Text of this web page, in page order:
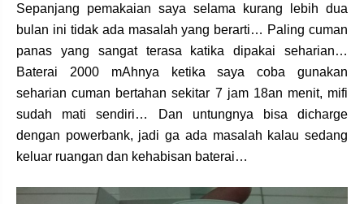
Sepanjang pemakaian saya selama kurang lebih dua
bulan ini tidak ada masalah yang berarti… Paling cuman
panas yang sangat terasa katika dipakai seharian…
Baterai 2000 mAhnya ketika saya coba gunakan
seharian cuman bertahan sekitar 7 jam 18an menit, mifi
sudah mati sendiri… Dan untungnya bisa dicharge
dengan powerbank, jadi ga ada masalah kalau sedang
keluar ruangan dan kehabisan baterai…